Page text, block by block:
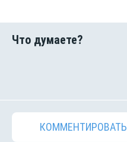
КОММЕНТИРОВАТЬ